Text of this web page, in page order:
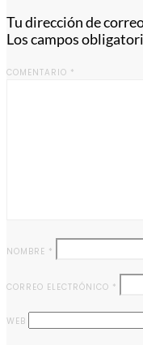
Tu dirección de
Los campos
COMENTARIO *
NOMBRE *
CORREO ELECTRÓNICO *
WEB